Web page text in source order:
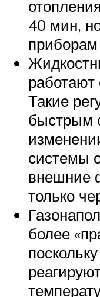
40 мин,
приборам
Такие
быстрым
системы
внешние
только
более